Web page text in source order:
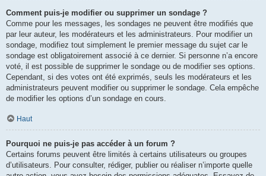
Comment puis-je modifier ou supprimer un sondage ?
Comme pour les messages, les sondages ne peuvent être modifiés que
par leur auteur, les modérateurs et les administrateurs. Pour modifier un
sondage, modifiez tout simplement le premier message du sujet car le
sondage est obligatoirement associé à ce dernier. Si personne n’a encore
voté, il est possible de supprimer le sondage ou de modifier ses options.
Cependant, si des votes ont été exprimés, seuls les modérateurs et les
administrateurs peuvent modifier ou supprimer le sondage. Cela empêche
de modifier les options d’un sondage en cours.
Haut
Pourquoi ne puis-je pas accéder à un forum ?
Certains forums peuvent être limités à certains utilisateurs ou groupes
d’utilisateurs. Pour consulter, rédiger, publier ou réaliser n’importe quelle